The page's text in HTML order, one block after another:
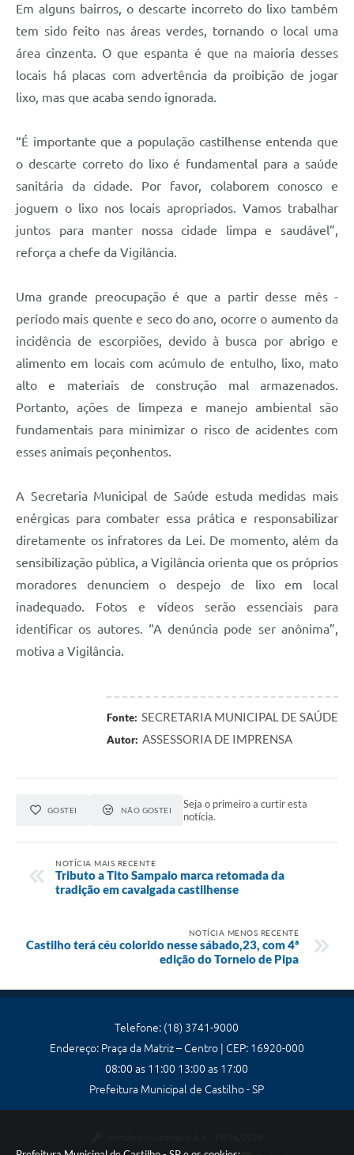
Em alguns bairros, o descarte incorreto do lixo também
tem sido feito nas áreas verdes, tornando o local uma
área cinzenta. O que espanta é que na maioria desses
locais há placas com advertência da proibição de jogar
lixo, mas que acaba sendo ignorada.
“É importante que a população castilhense entenda que
o descarte correto do lixo é fundamental para a saúde
sanitária da cidade. Por favor, colaborem conosco e
joguem o lixo nos locais apropriados. Vamos trabalhar
juntos para manter nossa cidade limpa e saudável”,
reforça a chefe da Vigilância.
Uma grande preocupação é que a partir desse mês -
período mais quente e seco do ano, ocorre o aumento da
incidência de escorpiões, devido à busca por abrigo e
alimento em locais com acúmulo de entulho, lixo, mato
alto e materiais de construção mal armazenados.
Portanto, ações de limpeza e manejo ambiental são
fundamentais para minimizar o risco de acidentes com
esses animais peçonhentos.
A Secretaria Municipal de Saúde estuda medidas mais
enérgicas para combater essa prática e responsabilizar
diretamente os infratores da Lei. De momento, além da
sensibilização pública, a Vigilância orienta que os próprios
moradores denunciem o despejo de lixo em local
inadequado. Fotos e vídeos serão essenciais para
identificar os autores. “A denúncia pode ser anônima”,
motiva a Vigilância.
Fonte: SECRETARIA MUNICIPAL DE SAÚDE
Autor: ASSESSORIA DE IMPRENSA
GOSTEI NÃO GOSTEI
Seja o primeiro a curtir esta
notícia.
NOTÍCIA MAIS RECENTE
Tributo a Tito Sampaio marca retomada da
tradição em cavalgada castilhense
NOTÍCIA MENOS RECENTE
Castilho terá céu colorido nesse sábado,23, com 4ª
edição do Torneio de Pipa
Telefone: (18) 3741-9000
Endereço: Praça da Matriz – Centro | CEP: 16920-000
08:00 as 11:00 13:00 as 17:00
Prefeitura Municipal de Castilho - SP